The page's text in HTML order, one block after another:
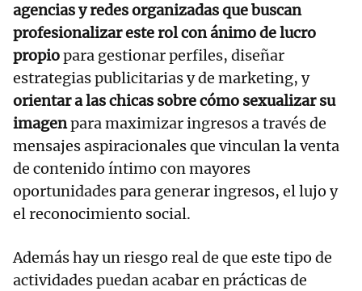
agencias y redes organizadas que buscan
profesionalizar este rol con ánimo de lucro
propiopara gestionar perfiles, diseñar
estrategias publicitarias y de marketing, y
orientar a las chicas sobre cómo sexualizar su
imagenpara maximizar ingresos a través de
mensajes aspiracionales que vinculan la venta
de contenido íntimo con mayores
oportunidades para generar ingresos, el lujo y
el reconocimiento social.
Además hay un riesgo real de que este tipo de
actividades puedan acabar en prácticas de